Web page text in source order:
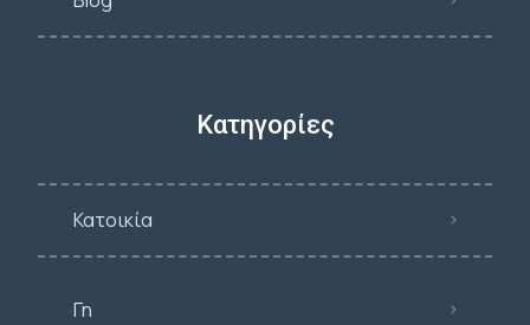
Κατηγορίες
Κατοικία
Γη